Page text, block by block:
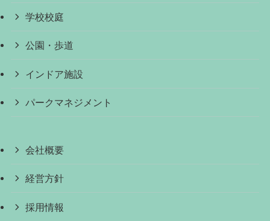
学校校庭
公園・歩道
インドア施設
パークマネジメント
会社概要
経営方針
採用情報